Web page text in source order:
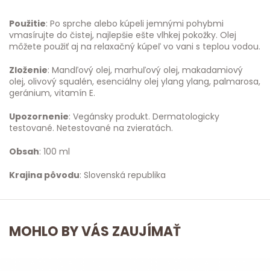
Použitie: Po sprche alebo kúpeli jemnými pohybmi
vmasírujte do čistej, najlepšie ešte vlhkej pokožky. Olej
môžete použiť aj na relaxačný kúpeľ vo vani s teplou vodou.
Zloženie: Mandľový olej, marhuľový olej, makadamiový
olej, olivový squalén, esenciálny olej ylang ylang, palmarosa,
geránium, vitamín E.
Upozornenie: Vegánsky produkt. Dermatologicky
testované. Netestované na zvieratách.
Obsah: 100 ml
Krajina pôvodu: Slovenská republika
MOHLO BY VÁS ZAUJÍMAŤ